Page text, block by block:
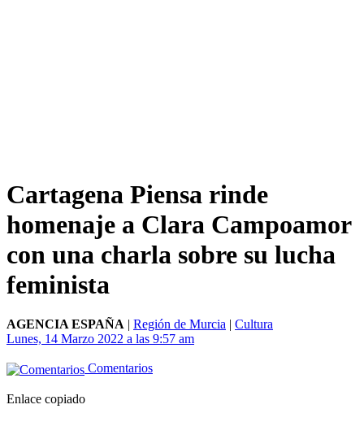
Cartagena Piensa rinde
homenaje a Clara Campoamor
con una charla sobre su lucha
feminista
AGENCIA ESPAÑA | Región de Murcia | Cultura
Lunes, 14 Marzo 2022 a las 9:57 am
Comentarios
Enlace copiado